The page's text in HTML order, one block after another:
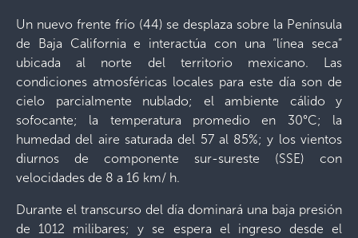
Un nuevo frente frío (44) se desplaza sobre la Península
de Baja California e interactúa con una “línea seca”
ubicada al norte del territorio mexicano. Las
condiciones atmosféricas locales para este día son de
cielo parcialmente nublado; el ambiente cálido y
sofocante; la temperatura promedio en 30°C; la
humedad del aire saturada del 57 al 85%; y los vientos
diurnos de componente sur-sureste (SSE) con
velocidades de 8 a 16 km/ h.
Durante el transcurso del día dominará una baja presión
de 1012 milibares; y se espera el ingreso desde el